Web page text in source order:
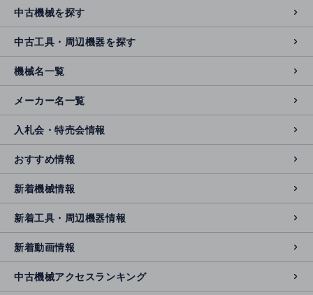
中古機械を探す
中古工具・周辺機器を探す
機械名一覧
メーカー名一覧
入札会・特売会情報
おすすめ情報
新着機械情報
新着工具・周辺機器情報
新着動画情報
中古機械アクセスランキング